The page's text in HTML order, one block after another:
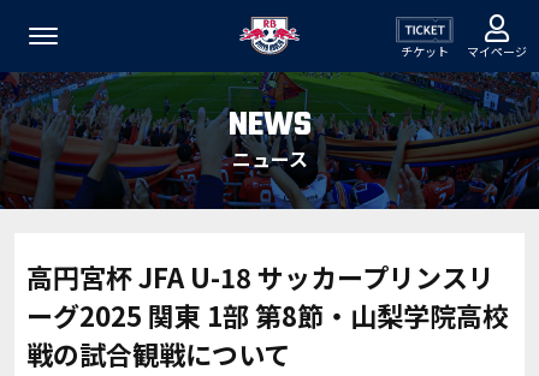
チケット マイページ
NEWS
ニュース
高円宮杯 JFA U-18 サッカープリンスリ
ーグ2025 関東 1部 第8節・山梨学院高校
戦の試合観戦について